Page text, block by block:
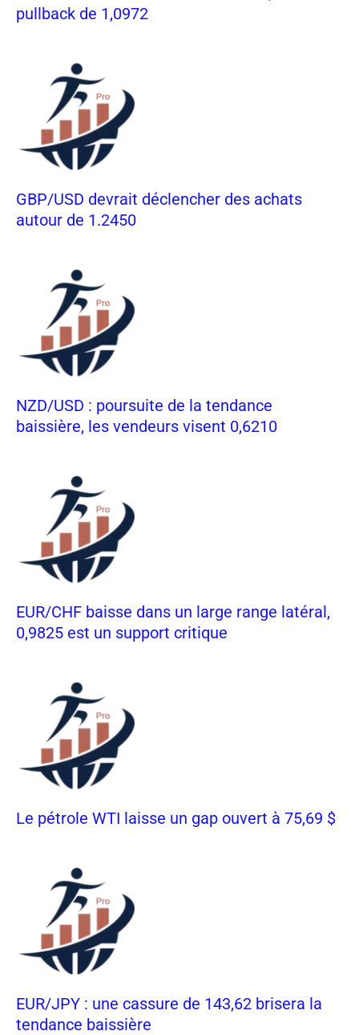
pullback de 1,0972
GBP/USD devrait déclencher des achats
autour de 1.2450
NZD/USD : poursuite de la tendance
baissière, les vendeurs visent 0,6210
EUR/CHF baisse dans un large range latéral,
0,9825 est un support critique
Le pétrole WTI laisse un gap ouvert à 75,69 $
EUR/JPY : une cassure de 143,62 brisera la
tendance baissière